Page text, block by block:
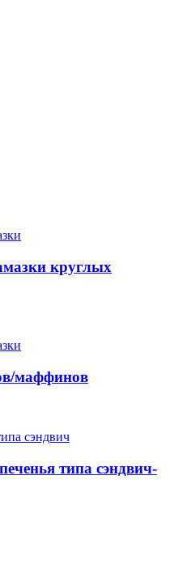
круглых
маффинов
сэндвич
типа сэндвич-